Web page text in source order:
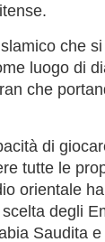
che
luogo di
che
di
tutte le
orientale
degli
Saudita